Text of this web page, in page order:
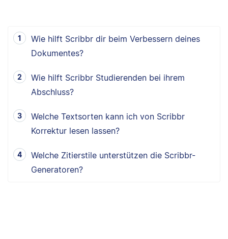
Wie hilft Scribbr dir beim Verbessern deines
Dokumentes?
Wie hilft Scribbr Studierenden bei ihrem
Abschluss?
Welche Textsorten kann ich von Scribbr
Korrektur lesen lassen?
Welche Zitierstile unterstützen die Scribbr-
Generatoren?